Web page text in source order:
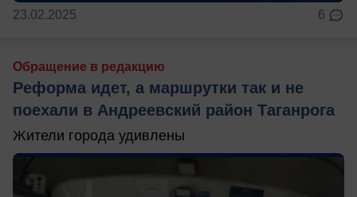
23.02.2025 6
Обращение в редакцию
Реформа идет, а маршрутки так и не
поехали в Андреевский район Таганрога
Жители города удивлены